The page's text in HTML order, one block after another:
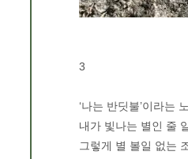
3
‘나는 반딧불’이라는
내가 빛나는 별인 줄
그렇게 별 볼일 없는